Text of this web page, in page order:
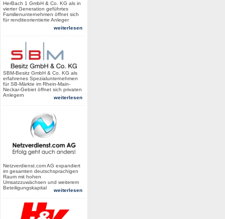
HerBach 1 GmbH & Co. KG als in
vierter Generation geführtes
Familienunternehmen öffnet sich
für renditeorientierte Anleger
weiterlesen
SBM-Besitz GmbH & Co. KG als
erfahrenes Spezialunternehmen
für SB-Märkte im Rhein-Main-
Neckar-Gebiet öffnet sich privaten
Anlegern
weiterlesen
Netzverdienst.com AG expandiert
im gesamten deutschsprachigen
Raum mit hohen
Umsatzzuwächsen und weiterem
Beteiligungskapital
weiterlesen